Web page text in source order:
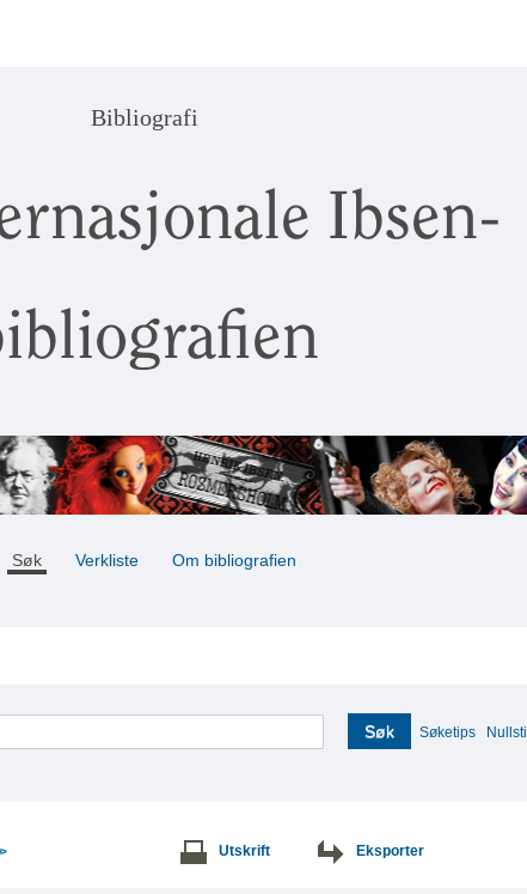
Bibliografi
Ibsen-
Søk Verkliste Om bibliografien
Søk Søketips Nullstill
Utskrift Eksporter